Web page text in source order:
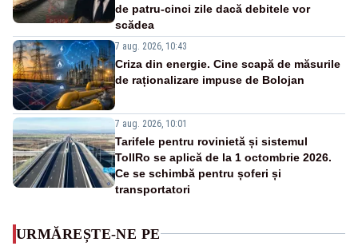
de patru-cinci zile dacă debitele vor
scădea
7 aug. 2026, 10:43
Criza din energie. Cine scapă de măsurile
de raționalizare impuse de Bolojan
7 aug. 2026, 10:01
Tarifele pentru rovinietă și sistemul
TollRo se aplică de la 1 octombrie 2026.
Ce se schimbă pentru șoferi și
transportatori
URMĂREȘTE-NE PE